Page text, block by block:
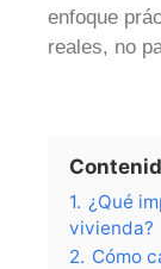
enfoque
reales, no
1. ¿Qué
vivienda?
2. Cómo